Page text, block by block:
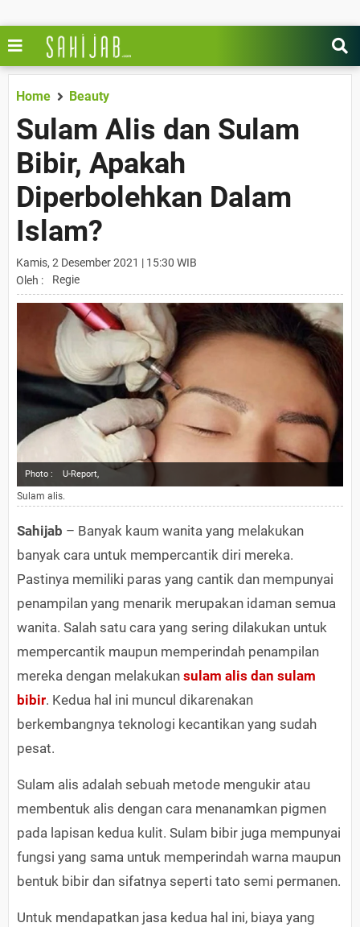
Home Beauty
Sulam Alis dan Sulam
Bibir, Apakah
Diperbolehkan Dalam
Islam?
Kamis, 2 Desember 2021 | 15:30 WIB
Oleh :
Regie
Photo : U-Report,
Sulam alis.
Sahijab – Banyak kaum wanita yang melakukan
banyak cara untuk mempercantik diri mereka.
Pastinya memiliki paras yang cantik dan mempunyai
penampilan yang menarik merupakan idaman semua
wanita. Salah satu cara yang sering dilakukan untuk
mempercantik maupun memperindah penampilan
mereka dengan melakukan sulam alis dan sulam
bibir. Kedua hal ini muncul dikarenakan
berkembangnya teknologi kecantikan yang sudah
pesat.
Sulam alis adalah sebuah metode mengukir atau
membentuk alis dengan cara menanamkan pigmen
pada lapisan kedua kulit. Sulam bibir juga mempunyai
fungsi yang sama untuk memperindah warna maupun
bentuk bibir dan sifatnya seperti tato semi permanen.
Untuk mendapatkan jasa kedua hal ini, biaya yang